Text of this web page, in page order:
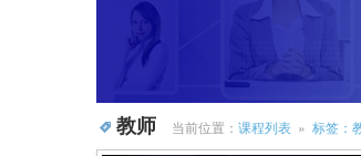
教师 当前位置： 课程列表 » 标签：